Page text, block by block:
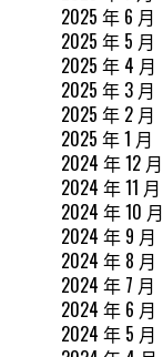
2025 年 6 月
2025 年 5 月
2025 年 4 月
2025 年 3 月
2025 年 2 月
2025 年 1 月
2024 年 12 月
2024 年 11 月
2024 年 10 月
2024 年 9 月
2024 年 8 月
2024 年 7 月
2024 年 6 月
2024 年 5 月